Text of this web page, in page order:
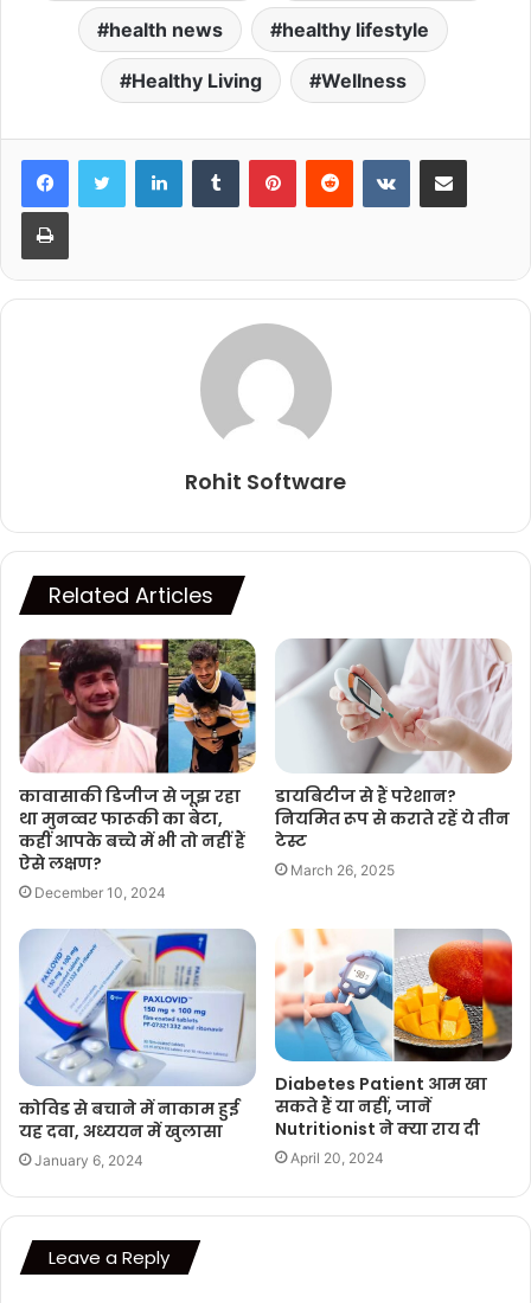
health news healthy lifestyle
Healthy Living Wellness
LinkedInTumblr PinterestReddit VKontakteShare via Email
Print
Rohit Software
Related Articles
कावासाकी डिजीज से जूझ रहा
था मुनव्वर फारूकी का बेटा,
कहीं आपके बच्चे में भी तो नहीं हैं
ऐसे लक्षण?
December 10, 2024
डायबिटीज से हैं परेशान?
नियमित रूप से कराते रहें ये तीन
टेस्ट
March 26, 2025
कोविड से बचाने में नाकाम हुई
यह दवा, अध्ययन में खुलासा
January 6, 2024
Diabetes Patient आम खा
सकते हैं या नहीं, जानें
Nutritionist ने क्या राय दी
April 20, 2024
Leave a Reply